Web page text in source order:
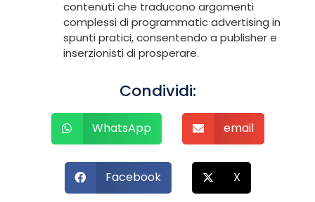
contenuti che traducono argomenti
complessi di programmatic advertising in
spunti pratici, consentendo a publisher e
inserzionisti di prosperare.
Condividi:
WhatsApp email
Facebook X